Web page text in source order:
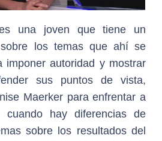
una joven que tiene un
los temas que ahí se
imponer autoridad y mostrar
sus puntos de vista,
Maerker para enfrentar a
cuando hay diferencias de
sobre los resultados del